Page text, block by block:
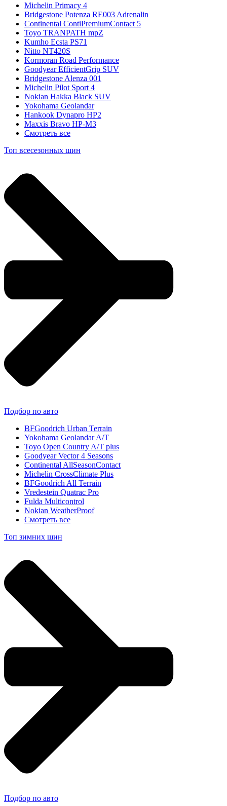
Michelin Primacy 4
Bridgestone Potenza RE003 Adrenalin
Continental ContiPremiumContact 5
Toyo TRANPATH mpZ
Kumho Ecsta PS71
Nitto NT420S
Kormoran Road Performance
Goodyear EfficientGrip SUV
Bridgestone Alenza 001
Michelin Pilot Sport 4
Nokian Hakka Black SUV
Yokohama Geolandar
Hankook Dynapro HP2
Maxxis Bravo HP-M3
Смотреть все
Топ всесезонных шин
Подбор по авто
BFGoodrich Urban Terrain
Yokohama Geolandar A/T
Toyo Open Country A/T plus
Goodyear Vector 4 Seasons
Continental AllSeasonContact
Michelin CrossClimate Plus
BFGoodrich All Terrain
Vredestein Quatrac Pro
Fulda Multicontrol
Nokian WeatherProof
Смотреть все
Топ зимних шин
Подбор по авто